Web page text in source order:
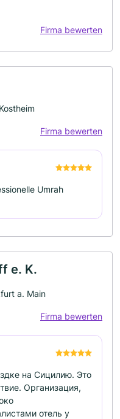
Firma bewerten
Firma bewerten
Umrah
e. K.
a. Main
Firma bewerten
на Сицилию. Это
Организация,
отель у